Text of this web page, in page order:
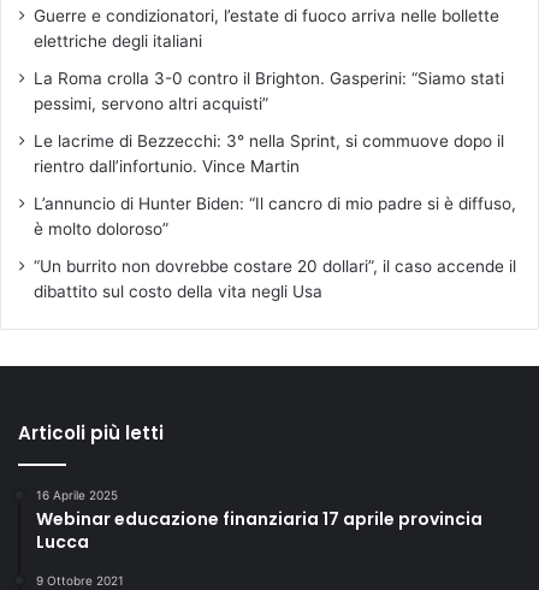
Guerre e condizionatori, l’estate di fuoco arriva nelle bollette
elettriche degli italiani
La Roma crolla 3-0 contro il Brighton. Gasperini: “Siamo stati
pessimi, servono altri acquisti”
Le lacrime di Bezzecchi: 3° nella Sprint, si commuove dopo il
rientro dall’infortunio. Vince Martin
L’annuncio di Hunter Biden: “Il cancro di mio padre si è diffuso,
è molto doloroso”
“Un burrito non dovrebbe costare 20 dollari”, il caso accende il
dibattito sul costo della vita negli Usa
Articoli più letti
16 Aprile 2025
Webinar educazione finanziaria 17 aprile provincia
Lucca
9 Ottobre 2021